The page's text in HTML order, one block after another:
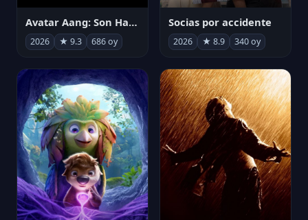
Avatar Aang: Son Havabükücü
2026 ★ 9.3 686 oy
Socias por accidente
2026 ★ 8.9 340 oy